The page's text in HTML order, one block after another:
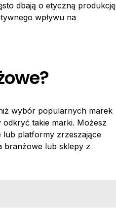
dbają o etyczną produkcję
wpływu na
wybór popularnych marek
takie marki. Możesz
lub platformy zrzeszające
branżowe lub sklepy z